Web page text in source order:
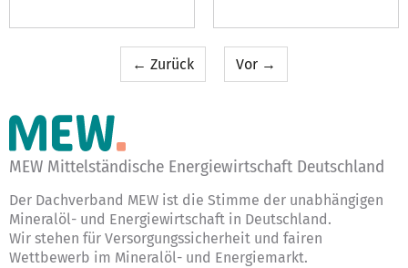
← Zurück Vor →
MEW Mittelständische Energiewirtschaft Deutschland
Der Dachverband MEW ist die Stimme der unabhängigen
Mineralöl- und Energiewirtschaft in Deutschland.
Wir stehen für Versorgungssicherheit und fairen
Wettbewerb im Mineralöl- und Energiemarkt.